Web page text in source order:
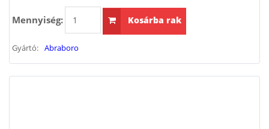
Mennyiség: Kosárba rak
Gyártó: Abraboro